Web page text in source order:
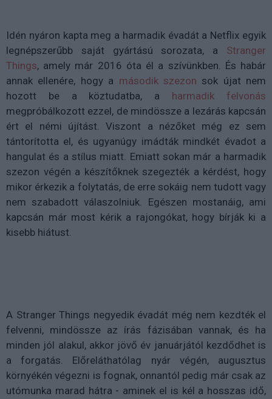
Idén nyáron kapta meg a harmadik évadát a Netflix egyik
legnépszerűbb saját gyártású sorozata, a Stranger
Things, amely már 2016 óta él a szívünkben. És habár
annak ellenére, hogy a második szezon sok újat nem
hozott be a köztudatba, a harmadik felvonás
megpróbálkozott ezzel, de mindössze a lezárás kapcsán
ért el némi újítást. Viszont a nézőket még ez sem
tántorította el, és ugyanúgy imádták mindkét évadot a
hangulat és a stílus miatt. Emiatt sokan már a harmadik
szezon végén a készítőknek szegezték a kérdést, hogy
mikor érkezik a folytatás, de erre sokáig nem tudott vagy
nem szabadott válaszolniuk. Egészen mostanáig, ami
kapcsán már most kérik a rajongókat, hogy bírják ki a
kisebb hiátust.
A Stranger Things negyedik évadát még nem kezdték el
felvenni, mindössze az írás fázisában vannak, és ha
minden jól alakul, akkor jövő év januárjától kezdődhet is
a forgatás. Előreláthatólag nyár végén, augusztus
környékén végezni is fognak, onnantól pedig már csak az
utómunka marad hátra - aminek el is kél a hosszas idő,